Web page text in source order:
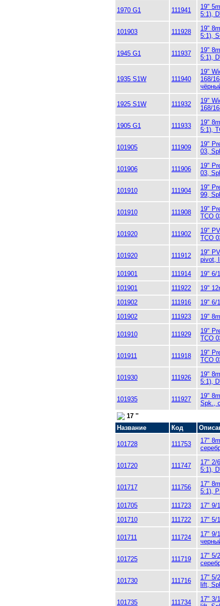
1970 G1 111941
19"
5:1),
101903 111928
19"
5:1),
1945 G1 111937
19"
5:1),
1935 S1W 111940
19"
168/
1925 S1W 111932
19"
168/
1905 G1 111933
19"
5:1),
101905 111909
19"
03,
101906 111906
19"
03,
101910 111904
19"
99,
101910 111908
19"
TCO
101920 111902
19"
TCO
101920 111912
19"
pivot,
101901
111914
19" 6/
101901
111922
19"
101902
111916
19" 6/
101902
111923 19"
101910 111929
19"
TCO
101911 111918
19"
TCO
101930 111926
19"
5:1),
101935 111927
19"
Spk.,
17 ''
Название
Код
101728 111753
17"
101720 111747
17" 2/
5:1),
101717 111756
17"
5:1),
101705
111723
17" 9/
101710
111722 17" 5/
101711 111724
17" 9/
101725 111719
17" 5/
101730 111716
17" 5/
lift,
101735 111734
17" 3/